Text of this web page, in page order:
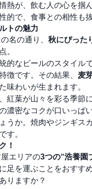
熱が、飲む人の心を掴
で、食事との相性も
トの魅力
名の通り、 秋にぴった
。
的なビールのスタイル
徴です。その結果、 麦
味わいが生まれます。
紅葉が山々を彩る季節
濃密なコクが口いっ
うか。焼肉やジンギス
す。
！
エリアの3つの“浩養園
足を運ぶことをおすすめ
りますか？